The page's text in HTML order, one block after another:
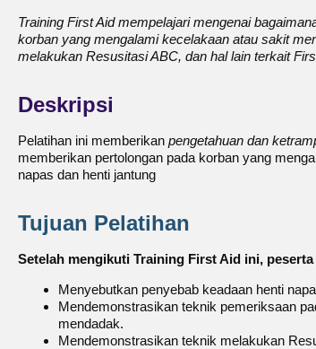
Training First Aid mempelajari mengenai
korban yang mengalami kecelakaan atau sakit
melakukan Resusitasi ABC, dan hal lain terkait
Deskripsi
Pelatihan ini memberikan pengetahuan dan
memberikan pertolongan pada korban yang
napas dan henti jantung
Tujuan Pelatihan
Setelah mengikuti Training First Aid ini,
Menyebutkan penyebab keadaan henti
Mendemonstrasikan teknik pemeriksaan
mendadak.
Mendemonstrasikan teknik melakukan